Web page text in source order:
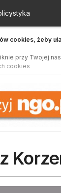
- ngo.pl
cookies, żeby
przy Twojej
cookies